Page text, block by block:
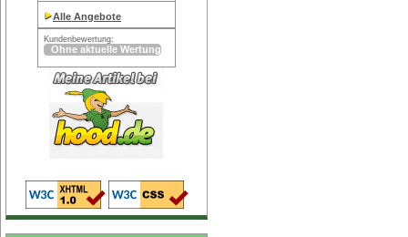
Alle Angebote
Kundenbewertung: